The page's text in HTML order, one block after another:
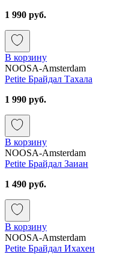
1 990 руб.
В корзину
NOOSA-Amsterdam
Petite Брайдал Тахала
1 990 руб.
В корзину
NOOSA-Amsterdam
Petite Брайдал Заиан
1 490 руб.
В корзину
NOOSA-Amsterdam
Petite Брайдал Ихахен